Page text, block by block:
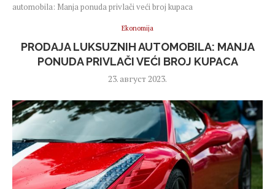
automobila: Manja ponuda privlači veći broj kupaca
Ekonomija
PRODAJA LUKSUZNIH AUTOMOBILA: MANJA
PONUDA PRIVLAČI VEĆI BROJ KUPACA
23. август 2023.